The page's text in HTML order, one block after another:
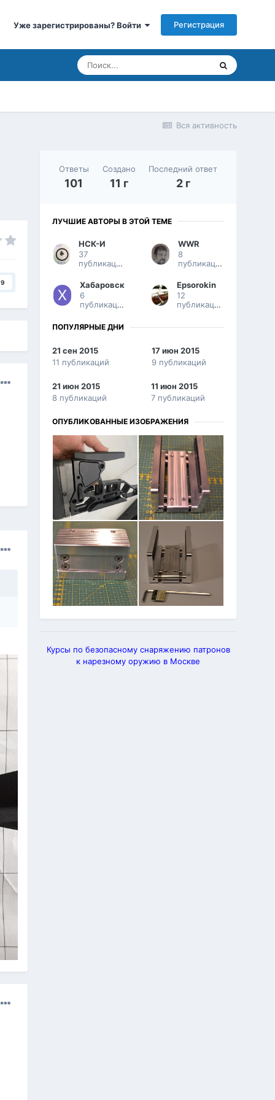
Уже зарегистрированы? Войти Регистрация
Вся активность
9
Ответы
101
Создано
11 г
Последний ответ
2 г
ЛУЧШИЕ АВТОРЫ В ЭТОЙ ТЕМЕ
НСК-И
37
публикаций
WWR
8
публикаций
Хабаровск
6
публикаций
Epsorokin
12
публикаций
ПОПУЛЯРНЫЕ ДНИ
21 сен 2015
11 публикаций
17 июн 2015
9 публикаций
21 июн 2015
8 публикаций
11 июн 2015
7 публикаций
ОПУБЛИКОВАННЫЕ ИЗОБРАЖЕНИЯ
Курсы по безопасному снаряжению патронов
к нарезному оружию в Москве